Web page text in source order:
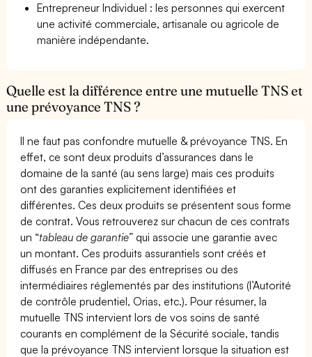
Entrepreneur Individuel : les personnes qui exercent
une activité commerciale, artisanale ou agricole de
manière indépendante.
Quelle est la différence entre une mutuelle TNS et
une prévoyance TNS ?
Il ne faut pas confondre mutuelle & prévoyance TNS. En
effet, ce sont deux produits d’assurances dans le
domaine de la santé (au sens large) mais ces produits
ont des garanties explicitement identifiées et
différentes. Ces deux produits se présentent sous forme
de contrat. Vous retrouverez sur chacun de ces contrats
un “tableau de garantie” qui associe une garantie avec
un montant. Ces produits assurantiels sont créés et
diffusés en France par des entreprises ou des
intermédiaires réglementés par des institutions (l’Autorité
de contrôle prudentiel, Orias, etc.). Pour résumer, la
mutuelle TNS intervient lors de vos soins de santé
courants en complément de la Sécurité sociale, tandis
que la prévoyance TNS intervient lorsque la situation est